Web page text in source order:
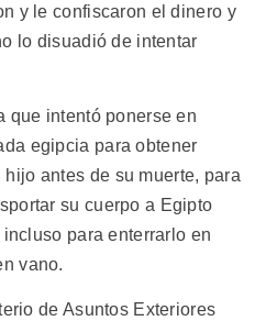
y le confiscaron el dinero y
lo disuadió de intentar
que intentó ponerse en
egipcia para obtener
antes de su muerte, para
su cuerpo a Egipto
para enterrarlo en
vano.
de Asuntos Exteriores